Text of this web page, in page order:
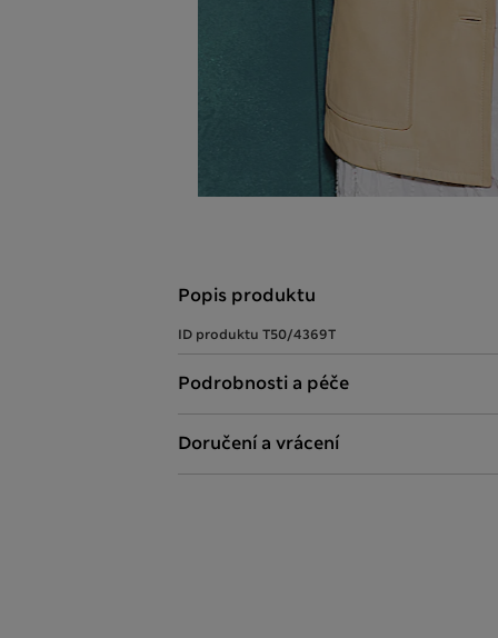
Popis produktu
ID produktu T50/4369T
Podrobnosti a péče
Doručení a vrácení